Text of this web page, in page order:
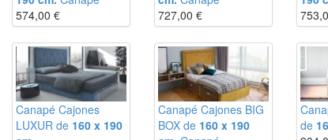
574,00 €
727,00 €
Canapé Cajones
LUXUR de 160 x 190
Canapé Cajones BIG
BOX de 160 x 190
de